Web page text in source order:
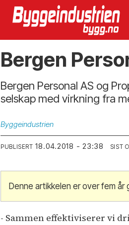
Bergen
Bergen Personal AS og
selskap med virkning fra
Byggeindustrien
PUBLISERT 18.04.2018 - 23:38 SIST
Denne artikkelen er over fem år
- Sammen effektiviserer vi